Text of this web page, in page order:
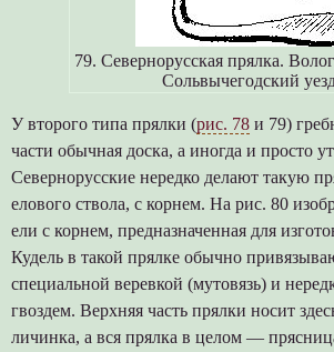
79. Севернорусская прялка.
Сольвычегодский
У второго типа прялки (рис. 78и 79)
части обычная доска, а иногда и просто
Севернорусские нередко делают такую
елового ствола, с корнем. На рис. 80
ели с корнем, предназначенная для
Кудель в такой прялке обычно
специальной веревкой (мутовязь) и
гвоздем. Верхняя часть прялки носит
личинка, а вся прялка в целом —